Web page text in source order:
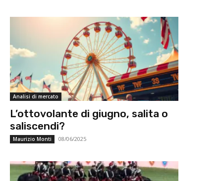
Analisi di mercato
L’ottovolante di giugno, salita o
saliscendi?
Maurizio Monti 08/06/2025